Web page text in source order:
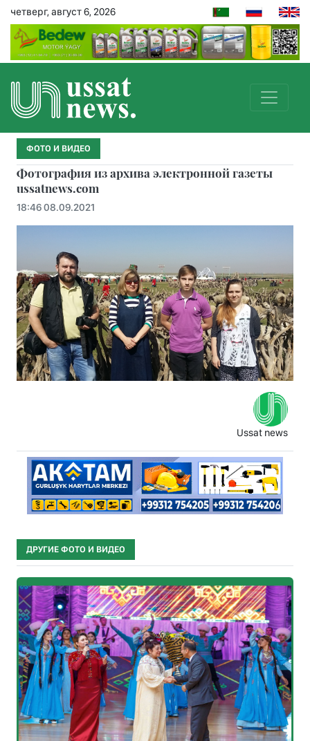
четверг, август 6, 2026
ФОТО И ВИДЕО
Фотография из архива электронной газеты
ussatnews.com
18:46 08.09.2021
Ussat news
ДРУГИЕ ФОТО И ВИДЕО